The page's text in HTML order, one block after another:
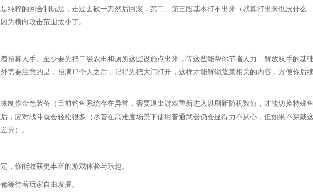
纯粹的回合制玩法，走过去砍一刀然后回滚，第二、第三段基本打不出来（就算打出来也没什么
为横向攻击范围太小了。
招募人手。至少要先把二级农田和厕所这些设施点出来，等这些能帮你节省人力、解放双手的基
需要注意的是，招满12个人之后，记得先把大门打开，这样才能解锁蔬菜相关的内容，方便你后
制作金色装备（目前钓鱼系统存在异常，需要退出游戏重新进入以刷新随机数值，才能切换特殊
，应对战斗就会轻松很多（尽管在高难度场景下使用普通武器仍会显得力不从心，但如果不穿戴
异）。
，你能收获更丰富的游戏体验与乐趣。
等待着玩家自由发掘。